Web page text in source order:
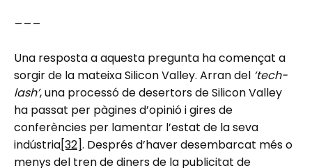
Una resposta a aquesta pregunta ha començat a
sorgir de la mateixa Silicon Valley. Arran del ‘tech-
lash’, una processó de desertors de Silicon Valley
ha passat per pàgines d’opinió i gires de
conferències per lamentar l’estat de la seva
indústria[32]. Després d’haver desembarcat més o
menys del tren de diners de la publicitat de